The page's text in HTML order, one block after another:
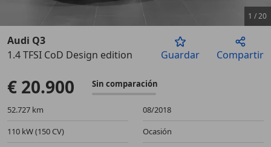
Anterior
1 /20
Audi Q3
1.4 TFSI CoD Design edition
Guardar Compartir
€ 20.900 Sin comparación
52.727 km
08/2018
110 kW (150 CV)
Ocasión